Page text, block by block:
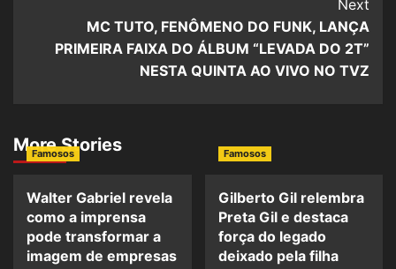
Next
MC TUTO, FENÔMENO DO FUNK, LANÇA
PRIMEIRA FAIXA DO ÁLBUM “LEVADA DO 2T”
NESTA QUINTA AO VIVO NO TVZ
More Stories
Famosos
Walter Gabriel revela
como a imprensa
pode transformar a
imagem de empresas
Famosos
Gilberto Gil relembra
Preta Gil e destaca
força do legado
deixado pela filha